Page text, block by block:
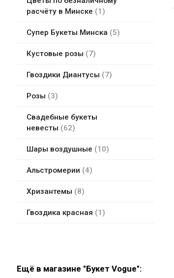
расчёту в Минске
1
Супер Букеты Минска 5
Кустовые розы 7
Гвоздики Диантусы 7
Розы 3
Свадебные букеты
невесты
62
Шары воздушные 10
Альстромерии 4
Хризантемы 8
Гвоздика красная 1
Ещё в магазине "Букет Vogue":